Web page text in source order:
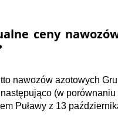
ceny
nawozów azotowych
(w porównaniu
Puławy z 13